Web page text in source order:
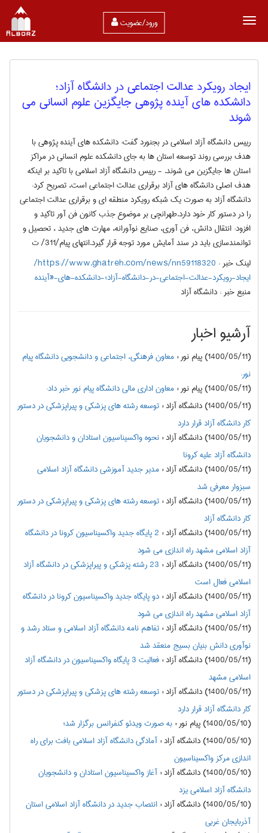
ورود/عضویت
ایجاد رویکرد عدالت اجتماعی در دانشگاه آزاد؛
دانشکده های آینده پژوهی جایگزین علوم انسانی می
شوند
رییس دانشگاه آزاد اسلامی در بجنورد گفت: دانشکده های آینده پژوهی با
هدف بررسی روند توسعه استان ها به جای دانشکده علوم انسانی در مراکز
استان ها جایگزین می شوند. - رییس دانشگاه آزاد اسلامی با تاکید بر اینکه
هدف اصلی دانشگاه های آزاد برقراری عدالت اجتماعی است، تصریح کرد:
دانشگاه آزاد به صورت یک شبکه رویکرد منطقه ای و برقراری عدالت اجتماعی
را در دستور کار خود دارد.طهرانچی بر موضوع جذب کانون فن آور تاکید و
افزود: انتقال دانش، فن آوری، صنایع نوآورانه، مهارت های جدید ، تحصیل و
توانمندسازی باید در سند آمایش مورد توجه قرار گیرد.انتهای پیام/311/ ت
لینک خبر :
https://www.ghatreh.com/news/nn59118320/
ایجاد-رویکرد-عدالت-اجتماعی-در-دانشگاه-آزاد؛-دانشکده-های-«آینده
منبع خبر :دانشگاه آزاد
آرشیو اخبار
(1400/05/11) پیام نور :معاون فرهنگی، اجتماعی و دانشجویی دانشگاه پیام
نور:
(1400/05/11) پیام نور
:معاون اداری مالی دانشگاه پیام نور خبر داد:
(1400/05/11) دانشگاه آزاد
:توسعه رشته های پزشکی و پیراپزشکی در دستور
کار دانشگاه آزاد قرار دارد
(1400/05/11) دانشگاه آزاد
:نحوه واکسیناسیون استادان و دانشجویان
دانشگاه آزاد علیه کرونا
(1400/05/11) دانشگاه آزاد
:مدیر جدید آموزشی دانشگاه آزاد اسلامی
سبزوار معرفی شد
(1400/05/11) دانشگاه آزاد
:توسعه رشته های پزشکی و پیراپزشکی در دستور
کار دانشگاه آزاد
(1400/05/11) دانشگاه آزاد
:
2 پایگاه جدید واکسیناسیون کرونا در دانشگاه
آزاد اسلامی مشهد راه اندازی می شود
(1400/05/11) دانشگاه آزاد
:
23 رشته پزشکی و پیراپزشکی در دانشگاه آزاد
اسلامی فعال است
(1400/05/11) دانشگاه آزاد
:دو پایگاه جدید واکسیناسیون کرونا در دانشگاه
آزاد اسلامی مشهد راه اندازی می شود
(1400/05/11) دانشگاه آزاد
:تفاهم نامه دانشگاه آزاد اسلامی و ستاد رشد و
نوآوری دانش بنیان بسیج منعقد شد
(1400/05/11) دانشگاه آزاد
:
فعالیت 3 پایگاه واکسیناسیون در دانشگاه آزاد
اسلامی مشهد
(1400/05/11) دانشگاه آزاد
:توسعه رشته های پزشکی و پیراپزشکی در دستور
کار دانشگاه آزاد قرار دارد
(1400/05/10) پیام نور
:به صورت ویدئو کنفرانس برگزار شد؛
(1400/05/10) دانشگاه آزاد
:آمادگی دانشگاه آزاد اسلامی بافت برای راه
اندازی مرکز واکسیناسیون
(1400/05/10) دانشگاه آزاد
:آغاز واکسیناسیون استادان و دانشجویان
دانشگاه آزاد اسلامی یزد
(1400/05/10) دانشگاه آزاد
:انتصاب جدید در دانشگاه آزاد اسلامی استان
آذربایجان غربی